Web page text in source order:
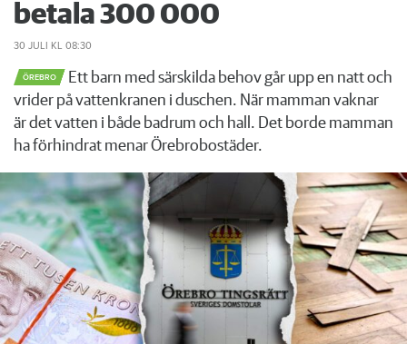
betala 300 000
30 JULI KL 08:30
ÖREBRO
Ett barn med särskilda behov går upp en natt och
vrider på vattenkranen i duschen. När mamman vaknar
är det vatten i både badrum och hall. Det borde mamman
ha förhindrat menar Örebrobostäder.